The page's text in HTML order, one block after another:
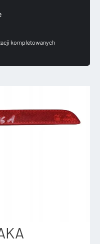
kompletowanych